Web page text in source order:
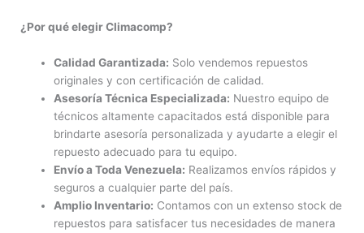
¿Por qué elegir Climacomp?
Calidad Garantizada: Solo vendemos repuestos
originales y con certificación de calidad.
Asesoría Técnica Especializada: Nuestro equipo de
técnicos altamente capacitados está disponible para
brindarte asesoría personalizada y ayudarte a elegir el
repuesto adecuado para tu equipo.
Envío a Toda Venezuela: Realizamos envíos rápidos y
seguros a cualquier parte del país.
Amplio Inventario: Contamos con un extenso stock de
repuestos para satisfacer tus necesidades de manera